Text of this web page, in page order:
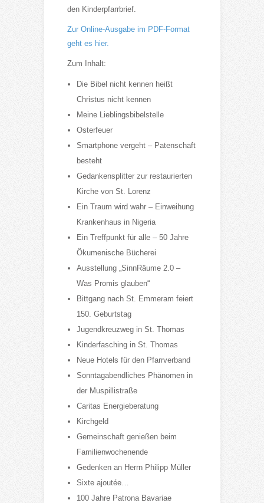
den Kinderpfarrbrief.
Zur Online-Ausgabe im PDF-Format
geht es hier.
Zum Inhalt:
Die Bibel nicht kennen heißt
Christus nicht kennen
Meine Lieblingsbibelstelle
Osterfeuer
Smartphone vergeht – Patenschaft
besteht
Gedankensplitter zur restaurierten
Kirche von St. Lorenz
Ein Traum wird wahr – Einweihung
Krankenhaus in Nigeria
Ein Treffpunkt für alle – 50 Jahre
Ökumenische Bücherei
Ausstellung „SinnRäume 2.0 –
Was Promis glauben“
Bittgang nach St. Emmeram feiert
150. Geburtstag
Jugendkreuzweg in St. Thomas
Kinderfasching in St. Thomas
Neue Hotels für den Pfarrverband
Sonntagabendliches Phänomen in
der Muspillistraße
Caritas Energieberatung
Kirchgeld
Gemeinschaft genießen beim
Familienwochenende
Gedenken an Herrn Philipp Müller
Sixte ajoutée…
100 Jahre Patrona Bavariae